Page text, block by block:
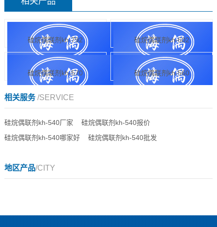
硅烷偶联剂kh-792 硅烷偶联剂kh-602
硅烷偶联剂kh-570 硅烷偶联剂kh-560
相关服务/SERVICE
硅烷偶联剂kh-540厂家
硅烷偶联剂kh-540报价
硅烷偶联剂kh-540哪家好
硅烷偶联剂kh-540批发
地区产品/CITY